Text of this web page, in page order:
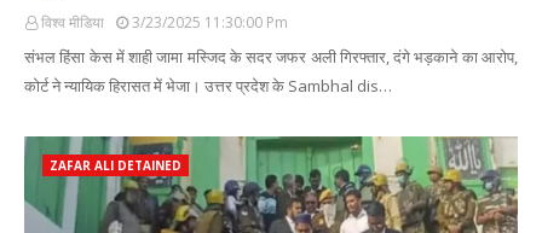
विश्व मीडिया 3/23/2025 11:30:00 Pm
संभल हिंसा केस में शाही जामा मस्जिद के सदर जफर अली गिरफ्तार, दंगे भड़काने का आरोप,
कोर्ट ने न्यायिक हिरासत में भेजा। उत्तर प्रदेश के Sambhal dis…
ZAFAR ALI DETAINED